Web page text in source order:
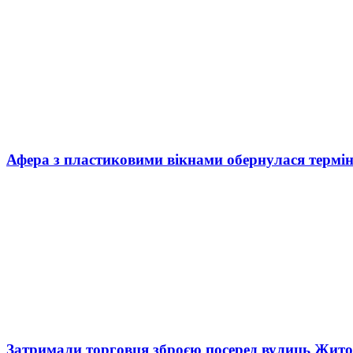
Афера з пластиковими вікнами обернулася
Затримали торговця зброєю посеред вулиць